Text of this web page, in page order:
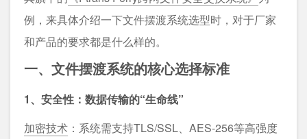
例，来具体介绍一下文件摆渡系统选型时，对于厂家
和产品的要求都是什么样的。
一、文件摆渡系统的核心选择标准
1、安全性：数据传输的“生命线”
加密技术 ：系统需支持TLS/SSL、AES-256等高强度